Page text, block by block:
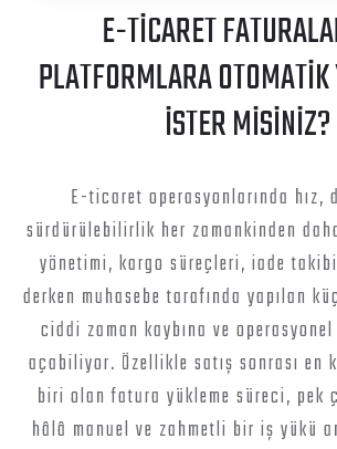
E-TİCARET
PLATFORMLARA
İSTER MİSİNİZ?
E-ticaret operasyonlarında hız,
sürdürülebilirlik her zamankinden
yönetimi, kargo süreçleri, iade
derken muhasebe tarafında yapılan
ciddi zaman kaybına ve
açabiliyor. Özellikle satış sonrası en
biri olan fatura yükleme süreci, pek
hâlâ manuel ve zahmetli bir iş yükü